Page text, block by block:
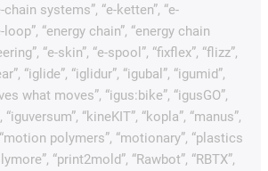
chain systems”, “e-ketten”, “e-
“energy chain”, “energy chain
“e-skin”, “e-spool”, “fixflex”, “flizz”,
“iglide”, “iglidur”, “igubal”, “igumid”,
what moves”, “igus:bike”, “igusGO”,
“iguversum”, “kineKIT”, “kopla”, “manus”,
polymers”, “motionary”, “plastics
“print2mold”, “Rawbot”, “RBTX”,